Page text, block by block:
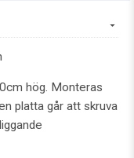
hög. Monteras
platta går att skruva